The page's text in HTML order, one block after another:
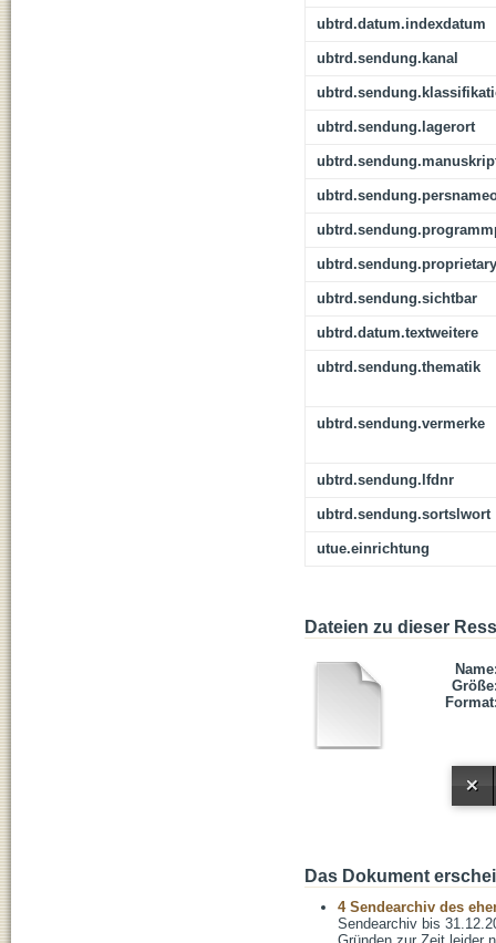
ubtrd.datum.indexdatum
ubtrd.sendung.kanal
ubtrd.sendung.lagerort
ubtrd.sendung.proprietary
ubtrd.sendung.sichtbar
ubtrd.datum.textweitere
ubtrd.sendung.thematik
ubtrd.sendung.vermerke
ubtrd.sendung.lfdnr
ubtrd.sendung.sortslwort
utue.einrichtung
Dateien zu dieser
Das Dokument
4 Sendearchiv des
Sendearchiv bis